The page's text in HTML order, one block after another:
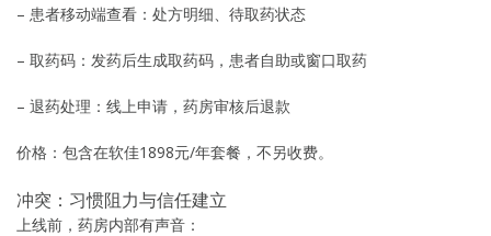
– 患者移动端查看：处方明细、待取药状态
– 取药码：发药后生成取药码，患者自助或窗口取药
– 退药处理：线上申请，药房审核后退款
价格：包含在软佳1898元/年套餐，不另收费。
冲突：习惯阻力与信任建立
上线前，药房内部有声音：